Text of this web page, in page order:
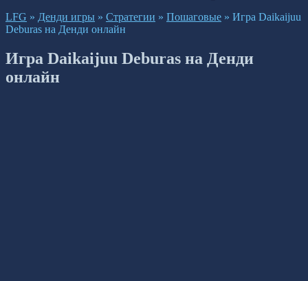
LFG » Денди игры » Стратегии » Пошаговые » Игра Daikaijuu
Deburas на Денди онлайн
Игра Daikaijuu Deburas на Денди
онлайн